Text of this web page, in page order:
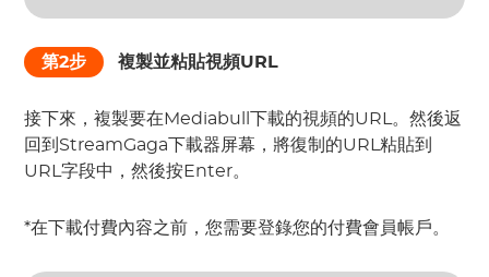
第2步 複製並粘貼視頻URL
接下來，複製要在Mediabull下載的視頻的URL。然後返
回到StreamGaga下載器屏幕，將復制的URL粘貼到
URL字段中，然後按Enter。
*在下載付費內容之前，您需要登錄您的付費會員帳戶。